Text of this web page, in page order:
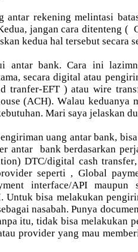
antar rekening melintasi
jangan cara ditenteng (
kedua hal tersebut secara
antar bank. Cara ini
secara digital atau
tranfer-EFT ) atau wire
(ACH). Walau keduanya
Mari saya jelaskan
uang antar bank,
antar bank berdasarkan
DTC/digital cash
seperti , Global
interface/API maupun
Untuk bisa melakukan
nasabah. Punya
itu, tidak bisa melakukan
provider yang mau